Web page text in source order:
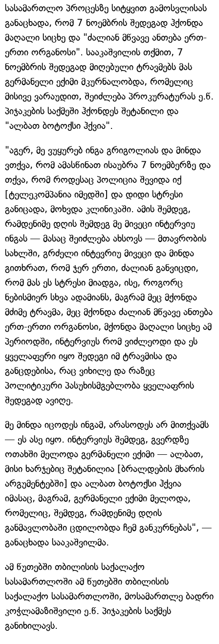
სასამართლო პროცესზე სიტყვით გამოსვლისას
განაცხადა, რომ 7 ნოემბრის შედეგად ჰქონდა
მაღალი სიცხე და "ძალიან მწვავე ანთება ერთ-
ერთი ორგანოსი". სააკაშვილის თქმით, 7
ნოემბრის შედეგად მიღებული ტრავმებს მას
გერმანელი ექიმი მკურნალობდა, რომელიც
მისივე ვარაუდით, შეიძლება პროკურატურას ე.წ.
პიჯაკების საქმეში ჰქონდეს შეტანილი და
"ალბათ ბოტოქსი ჰქვია".
"აგერ, მე ვუყურებ ინგა გრიგოლიას და მინდა
ვთქვა, რომ ამასწინათ ისაუბრა 7 ნოემბერზე და
თქვა, რომ როდესაც პოლიცია შევიდა იქ
[ტელეკომპანია იმედში] და დიდი სტრესი
განიცადა, მოხვდა კლინიკაში. ამის შემდეგ,
რამდენიმე დღის შემდეგ მე მივეცი ინტერვიუ
ინგას — მასაც შეიძლება ახსოვს — მთავრობის
სახლში, გრძელი ინტევრიუ მივეცი და მინდა
გითხრათ, რომ ჯერ ერთი, ძალიან განვიცდი,
რომ მას ეს სტრესი მიადგა, ისე, როგორც
ნებისმიერ სხვა ადამიანს, მაგრამ მეც მქონდა
მძიმე ტრავმა, მეც მქონდა ძალიან მწვავე ანთება
ერთ-ერთი ორგანოსი, მქონდა მაღალი სიცხე ამ
პერიოდში, ინტერვიუს რომ ვიძლეოდი და ეს
ყველაფერი იყო შედეგი იმ ტრავმისა და
განცდებისა, რაც ვიხილე და რაზეც
პოლიტიკური პასუხისმგებლობა ყველაფრის
შედეგად ავიღე.
მე მინდა იცოდეს ინგამ, არასოდეს არ მითქვამს
— ეს ასე იყო. ინტერვიუს შემდეგ, გვერდზე
ოთახში მელოდა გერმანელი ექიმი — ალბათ,
მისი ხარჯებიც შეტანილია [ბრალდების მხარის
არგუმენტებში] და ალბათ ბოტოქსი ჰქვია
იმასაც, მაგრამ, გერმანელი ექიმი მელოდა,
რომელიც, შემდეგ, რამდენიმე დღის
განმავლობაში ცდილობდა ჩემ განკურნებას", —
განაცხადა სააკაშვილმა.
ამ წუთებში თბილისის საქალაქო
სასამართლოში ამ წუთებში თბილისის
საქალაქო სასამართლოში, მოსამართლე ბადრი
კოჭლამაზიშვილი ე.წ. პიჯაკების საქმეს
განიხილავს.